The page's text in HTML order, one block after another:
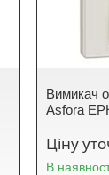
Вимикач
Asfora
Ціну
В